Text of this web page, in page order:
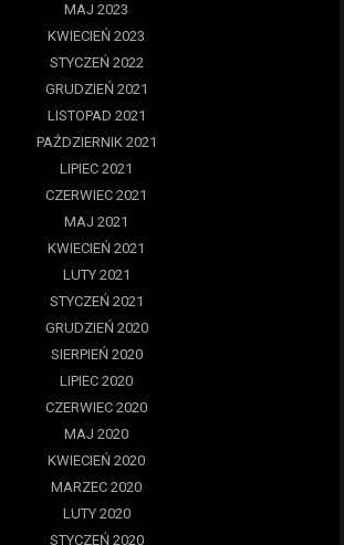
MAJ 2023
KWIECIEŃ 2023
STYCZEŃ 2022
GRUDZIEŃ 2021
LISTOPAD 2021
PAŹDZIERNIK 2021
LIPIEC 2021
CZERWIEC 2021
MAJ 2021
KWIECIEŃ 2021
LUTY 2021
STYCZEŃ 2021
GRUDZIEŃ 2020
SIERPIEŃ 2020
LIPIEC 2020
CZERWIEC 2020
MAJ 2020
KWIECIEŃ 2020
MARZEC 2020
LUTY 2020
STYCZEŃ 2020